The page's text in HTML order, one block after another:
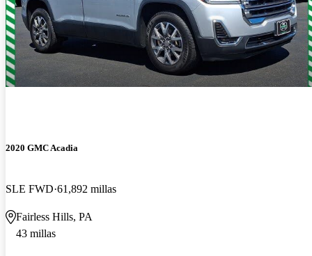
2020 GMC Acadia
SLE FWD 61,892 millas
Fairless Hills, PA
43 millas